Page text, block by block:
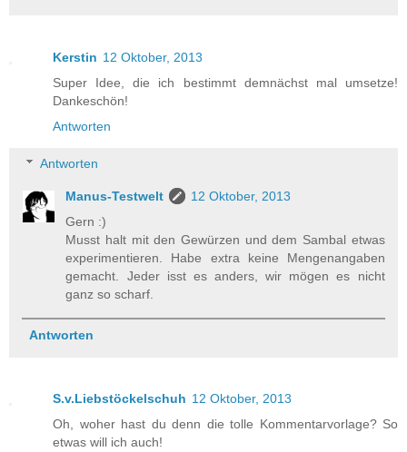
Kerstin 12 Oktober, 2013
Super Idee, die ich bestimmt demnächst mal umsetze!
Dankeschön!
Antworten
Antworten
Manus-Testwelt
12 Oktober, 2013
Gern :)
Musst halt mit den Gewürzen und dem Sambal etwas
experimentieren. Habe extra keine Mengenangaben
gemacht. Jeder isst es anders, wir mögen es nicht
ganz so scharf.
Antworten
S.v.Liebstöckelschuh 12 Oktober, 2013
Oh, woher hast du denn die tolle Kommentarvorlage? So
etwas will ich auch!